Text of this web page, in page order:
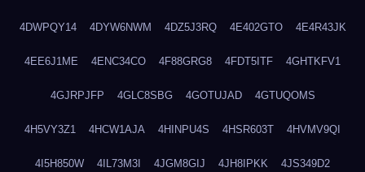
4DWPQY14 4DYW6NWM 4DZ5J3RQ 4E402GTO 4E4R43JK
4EE6J1ME 4ENC34CO 4F88GRG8 4FDT5ITF 4GHTKFV1
4GJRPJFP 4GLC8SBG 4GOTUJAD 4GTUQOMS
4H5VY3Z1 4HCW1AJA 4HINPU4S 4HSR603T 4HVMV9QI
4I5H850W 4IL73M3I 4JGM8GIJ 4JH8IPKK 4JS349D2